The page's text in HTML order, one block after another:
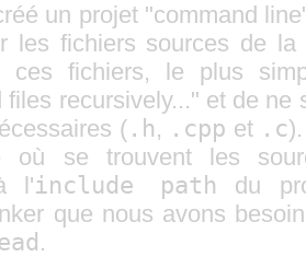
un projet "command
les fichiers sources de la
ces fichiers, le plus
files recursively..." et de ne
(.h, .cpp et .c
où se trouvent les
l'include path du
que nous avons
.